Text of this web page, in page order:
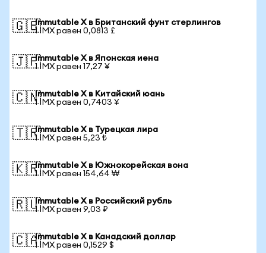
🇬🇧Immutable X в Британский фунт стерлингов
1 IMX равен 0,0813 £
🇯🇵Immutable X в Японская иена
1 IMX равен 17,27 ¥
🇨🇳Immutable X в Китайский юань
1 IMX равен 0,7403 ¥
🇹🇷Immutable X в Турецкая лира
1 IMX равен 5,23 ₺
🇰🇷Immutable X в Южнокорейская вона
1 IMX равен 154,64 ₩
🇷🇺Immutable X в Российский рубль
1 IMX равен 9,03 ₽
🇨🇦Immutable X в Канадский доллар
1 IMX равен 0,1529 $